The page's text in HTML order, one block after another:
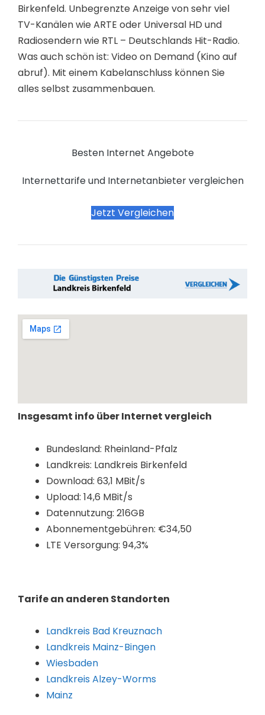
Birkenfeld. Unbegrenzte Anzeige von sehr viel
TV-Kanälen wie ARTE oder Universal HD und
Radiosendern wie RTL – Deutschlands Hit-Radio.
Was auch schön ist: Video on Demand (Kino auf
abruf). Mit einem Kabelanschluss können Sie
alles selbst zusammenbauen.
Besten Internet Angebote
Internettarife und Internetanbieter vergleichen
Jetzt Vergleichen
Insgesamt info über Internet vergleich
Bundesland: Rheinland-Pfalz
Landkreis: Landkreis Birkenfeld
Download: 63,1 MBit/s
Upload: 14,6 MBit/s
Datennutzung: 216GB
Abonnementgebühren: €34,50
LTE Versorgung: 94,3%
Tarife an anderen Standorten
Landkreis Bad Kreuznach
Landkreis Mainz-Bingen
Wiesbaden
Landkreis Alzey-Worms
Mainz